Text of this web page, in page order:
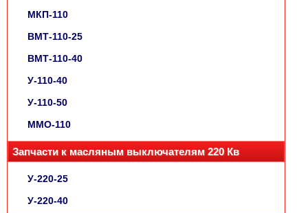
МКП-110
ВМТ-110-25
ВМТ-110-40
У-110-40
У-110-50
ММО-110
Запчасти к масляным выключателям 220 Кв
У-220-25
У-220-40